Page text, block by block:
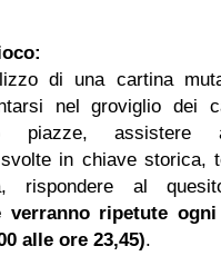
di una cartina
nel groviglio dei
piazze, assistere
in chiave storica,
rispondere al
verranno ripetute
alle ore 23,45).